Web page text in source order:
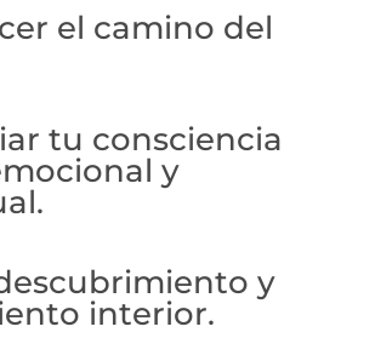
el camino del
tu consciencia
y
y
interior.